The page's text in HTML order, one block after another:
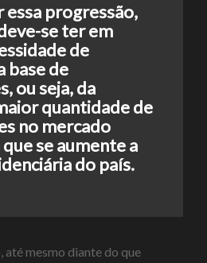
essa progressão,
se ter em
de
base de
ou seja, da
quantidade de
no mercado
se aumente a
do país.
até mesmo diante do que